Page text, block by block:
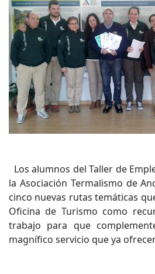
Los alumnos del Taller de
la Asociación Termalismo de
cinco nuevas rutas temáticas
Oficina de Turismo como
trabajo para que
magnífico servicio que ya